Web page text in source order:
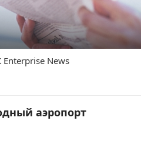
Enterprise News
аэропорт